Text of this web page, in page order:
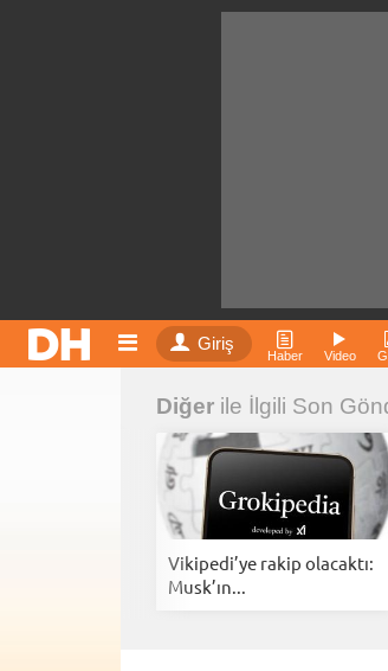
Giriş
Haber Video
Diğer ile İlgili Son
Vikipedi’ye rakip olacaktı:
Musk’ın...